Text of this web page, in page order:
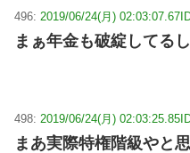
496: 2019/06/24(月) 02:03:07.67
まぁ年金も破綻してる
498: 2019/06/24(月) 02:03:25.85
まあ実際特権階級やと